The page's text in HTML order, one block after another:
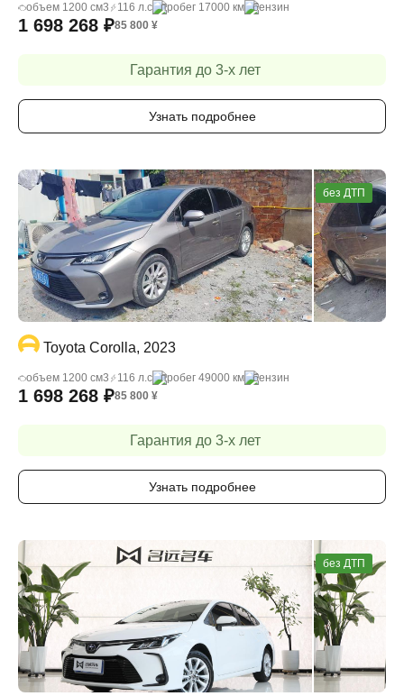
объем 1200 cм3 116 л.с пробег 17000 км бензин
1 698 268 ₽85 800 ¥
Гарантия до 3-х лет
Узнать подробнее
без ДТП
Toyota Corolla, 2023
объем 1200 cм3 116 л.с пробег 49000 км бензин
1 698 268 ₽85 800 ¥
Гарантия до 3-х лет
Узнать подробнее
без ДТП